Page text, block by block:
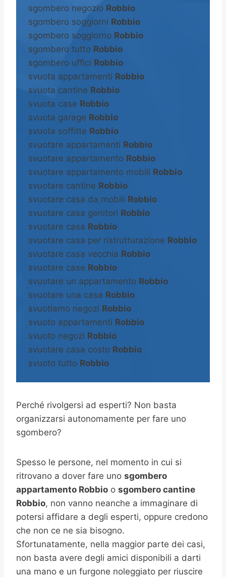
sgombero negozio Robbio
sgombero soggiorni Robbio
sgombero soggiorno Robbio
sgombero tutto Robbio
sgombero uffici Robbio
svuota appartamenti Robbio
svuota cantine Robbio
svuota case Robbio
svuota garage Robbio
svuota soffitte Robbio
svuotare appartamenti Robbio
svuotare appartamento Robbio
svuotare appartamento mobili Robbio
svuotare cantine Robbio
svuotare casa da mobili Robbio
svuotare casa genitori Robbio
svuotare casa Robbio
svuotare casa per ristrutturazione Robbio
svuotare casa vecchia Robbio
svuotare case Robbio
svuotare un appartamento Robbio
svuotare una casa Robbio
svuotiamo negozi Robbio
svuoto appartamenti Robbio
svuoto negozi Robbio
svuotare casa costo Robbio
svuoto tutto Robbio
Perché rivolgersi ad esperti? Non basta
organizzarsi autonomamente per fare uno
sgombero?
Spesso le persone, nel momento in cui si
ritrovano a dover fare uno sgombero
appartamento Robbio o sgombero cantine
Robbio, non vanno neanche a immaginare di
potersi affidare a degli esperti, oppure credono
che non ce ne sia bisogno.
Sfortunatamente, nella maggior parte dei casi,
non basta avere degli amici disponibili a darti
una mano e un furgone noleggiato per riuscire